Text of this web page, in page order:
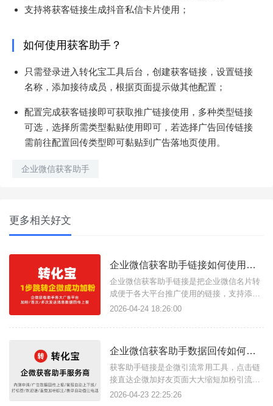
支持将获客链接生成抖音私信卡片使用；
如何使用获客助手？
只需登录进入转化宝工具后台，创建获客链接，设置链接
名称，添加接待成员，根据页面提示做其他配置；
配置完成获客链接即可获取推广链接使用，多种类型链接
可选，选择所需类型黏贴使用即可，若选择广告回传链接
需前往配置回传类型即可黏贴到广告落地页使用。
企业微信获客助手
更多相关好文
企业微信获客助手链接如何使用？有什么功能？
企业微信获客助手链接是把企业微信名片转
成便于各大平台推广使用的链接，支持添加
多个企微名片轮流展示，点击链接直接跳转
启对话并自动备注打标签、发送欢迎语，缩
宝三方获客助手服务商即可生成、管理获客
助手链接。{转化宝}如何生成获
2026-04-24 18:26:00
企业微信获客助手数据回传如何实现？如何精准广告投放？
获客助手链接是企微引流常用工具，点击链
接直达企微加好友页面大大缩短加粉引流链
路，在使用链接投放广告时，广告数据回传
2026-04-23 22:25:26